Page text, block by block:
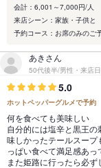
会計：6,001～7,000円/人
来店シーン：家族・子供と
予約コース：お席のみのご
あきさん
50代後半/男性・来店
5.0
ホットペッパーグルメで予約
何を食べても美味しい
自分的には塩辛と黒王
味しかったテールスー
っぱい食べて満足感あっ
また姫路に行ったら必